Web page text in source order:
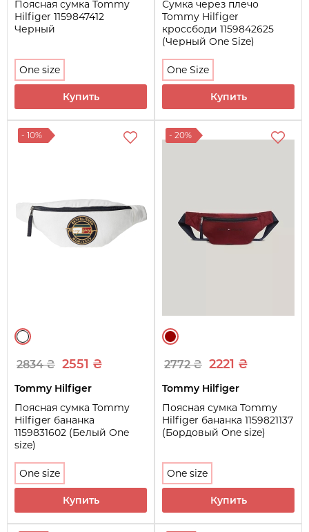
Поясная сумка Tommy
Hilfiger 1159847412
Черный
One size
Купить
Сумка через плечо
Tommy Hilfiger
кроссбоди 1159842625
(Черный One Size)
One Size
Купить
- 10%
2834 ₴ 2551 ₴
Tommy Hilfiger
Поясная сумка Tommy
Hilfiger бананка
1159831602 (Белый One
size)
One size
Купить
- 20%
2772 ₴ 2221 ₴
Tommy Hilfiger
Поясная сумка Tommy
Hilfiger бананка 1159821137
(Бордовый One size)
One size
Купить